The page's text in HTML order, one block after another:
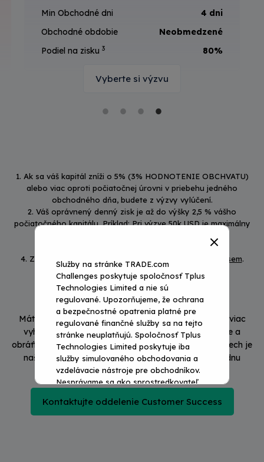
Min Obchodné dni
4 dni
Obchodné obdobie
Neobmedzené
Podiel na zisku 3 80%
Vyberte si výzvu
1. Ak sa váš kapitál zníži o 5% (3% HODNOTENIE OBCHVATU)
alebo viac oproti počiatočnej úrovni v priebehu jedného
obchodného dňa, budete z výzvy vylúčení.
2. Váš oprávnený denný zisk je až do výšky 2,5 % vášho
počiatočného kapitálu. Príklad: Pri výzve 50k USD je maximálny
4. Zobrazenie zoznamu ponúkaných nástrojov
kliknite sem.
Neviete, ktorú výzvu si vybrať?
Máte otázky alebo si nie ste istí, ktorá výzva vám najviac
vyhovuje? Sme tu, aby sme vám pomohli! Neváhajte a
obráťte sa na náš špecializovaný tím podpory. Váš úspech je
našou prioritou a my sme od vás vzdialení len na jednu
správu. Poďme spoločne prekonávať výzvy!
Kontaktujte oddelenie Customer Success
Služby na stránke TRADE.com
Challenges poskytuje spoločnosť Tplus
Technologies Limited a nie sú
regulované. Upozorňujeme, že ochrana
a bezpečnostné opatrenia platné pre
regulované finančné služby sa na tejto
stránke neuplatňujú. Spoločnosť Tplus
Technologies Limited poskytuje iba
služby simulovaného obchodovania a
vzdelávacie nástroje pre obchodníkov.
Nesprávame sa ako sprostredkovateľ.